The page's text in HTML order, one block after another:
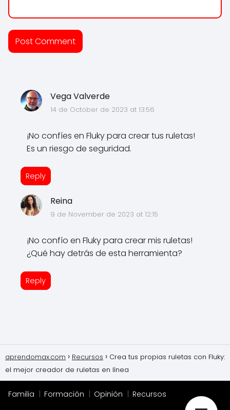
Vega Valverde
14 de October de 2023 at 13:56
¡No confíes en Fluky para crear tus ruletas!
Es un riesgo de seguridad.
Reply
Reina
9 de November de 2023 at 12:15
¡No confío en Fluky para crear mis ruletas!
¿Qué hay detrás de esta herramienta?
Reply
aprendomax.com Recursos
Crea tus propias ruletas con Fluky:
el mejor creador de ruletas en línea
Familia Formación Opinión Recursos